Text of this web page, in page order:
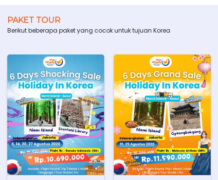
PAKET TOUR
Berikut beberapa paket yang cocok untuk tujuan Korea